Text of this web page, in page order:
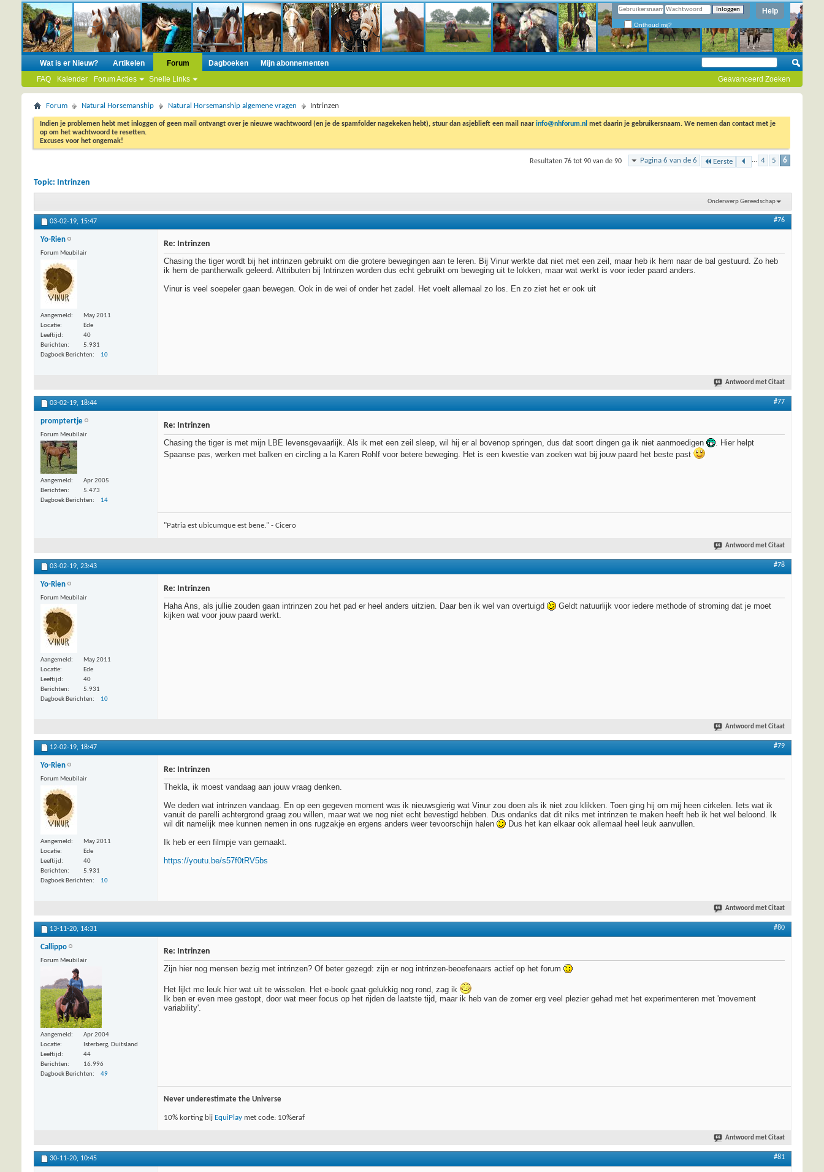
Help
Onthoud mij?
Wat is er Nieuw? Artikelen
Forum
FAQ
Kalender Forum Acties Snelle Links
Dagboeken
Mijn abonnementen
Geavanceerd Zoeken
Forum Natural Horsemanship Natural Horsemanship algemene vragen Intrinzen
Indien je problemen hebt met inloggen of geen mail ontvangt over je nieuwe wachtwoord (en je de spamfolder nagekeken hebt), stuur dan asjeblieft een mail naar info@nhforum.nl met daarin je gebruikersnaam. We nemen dan contact met je
op om het wachtwoord te resetten.
Excuses voor het ongemak!
Pagina 6 van de 6 Eerste ... 4 5 6
Resultaten 76 tot 90 van de 90
Topic: Intrinzen
Onderwerp Gereedschap
03-02-19, 15:47 #76
Yo-Rien
Forum Meubilair
Aangemeld
May 2011
Locatie
Ede
Leeftijd
40
Berichten
5.931
Dagboek Berichten
10
Re: Intrinzen
Chasing the tiger wordt bij het intrinzen gebruikt om die grotere bewegingen aan te leren. Bij Vinur werkte dat niet met een zeil, maar heb ik hem naar de bal gestuurd. Zo heb
ik hem de pantherwalk geleerd. Attributen bij Intrinzen worden dus echt gebruikt om beweging uit te lokken, maar wat werkt is voor ieder paard anders.
Vinur is veel soepeler gaan bewegen. Ook in de wei of onder het zadel. Het voelt allemaal zo los. En zo ziet het er ook uit
Antwoord met Citaat
03-02-19, 18:44 #77
promptertje
Forum Meubilair
Aangemeld
Apr 2005
Berichten
5.473
Dagboek Berichten
14
Re: Intrinzen
Chasing the tiger is met mijn LBE levensgevaarlijk. Als ik met een zeil sleep, wil hij er al bovenop springen, dus dat soort dingen ga ik niet aanmoedigen
. Hier helpt
Spaanse pas, werken met balken en circling a la Karen Rohlf voor betere beweging. Het is een kwestie van zoeken wat bij jouw paard het beste past
"Patria est ubicumque est bene." - Cicero
Antwoord met Citaat
03-02-19, 23:43 #78
Yo-Rien
Forum Meubilair
Aangemeld
May 2011
Locatie
Ede
Leeftijd
40
Berichten
5.931
Dagboek Berichten
10
Re: Intrinzen
Haha Ans, als jullie zouden gaan intrinzen zou het pad er heel anders uitzien. Daar ben ik wel van overtuigd
Geldt natuurlijk voor iedere methode of stroming dat je moet
kijken wat voor jouw paard werkt.
Antwoord met Citaat
12-02-19, 18:47 #79
Yo-Rien
Forum Meubilair
Aangemeld
May 2011
Locatie
Ede
Leeftijd
40
Berichten
5.931
Dagboek Berichten
10
Re: Intrinzen
Thekla, ik moest vandaag aan jouw vraag denken.
We deden wat intrinzen vandaag. En op een gegeven moment was ik nieuwsgierig wat Vinur zou doen als ik niet zou klikken. Toen ging hij om mij heen cirkelen. Iets wat ik
vanuit de parelli achtergrond graag zou willen, maar wat we nog niet echt bevestigd hebben. Dus ondanks dat dit niks met intrinzen te maken heeft heb ik het wel beloond. Ik
wil dit namelijk mee kunnen nemen in ons rugzakje en ergens anders weer tevoorschijn halen
Dus het kan elkaar ook allemaal heel leuk aanvullen.
Ik heb er een filmpje van gemaakt.
https://youtu.be/s57f0tRV5bs
Antwoord met Citaat
13-11-20, 14:31 #80
Callippo
Forum Meubilair
Aangemeld
Apr 2004
Locatie
Isterberg, Duitsland
Leeftijd
44
Berichten
16.996
Dagboek Berichten
49
Re: Intrinzen
Zijn hier nog mensen bezig met intrinzen? Of beter gezegd: zijn er nog intrinzen-beoefenaars actief op het forum
Het lijkt me leuk hier wat uit te wisselen. Het e-book gaat gelukkig nog rond, zag ik
Ik ben er even mee gestopt, door wat meer focus op het rijden de laatste tijd, maar ik heb van de zomer erg veel plezier gehad met het experimenteren met 'movement
variability'.
Never underestimate the Universe
10% korting bij EquiPlay met code: 10%eraf
Antwoord met Citaat
30-11-20, 10:45 #81